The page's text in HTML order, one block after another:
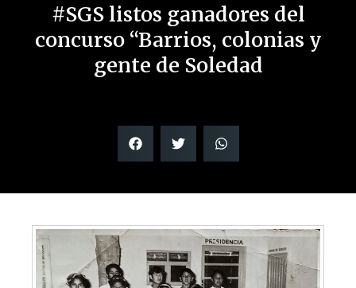
#SGS listos ganadores del
concurso “Barrios, colonias y
gente de Soledad